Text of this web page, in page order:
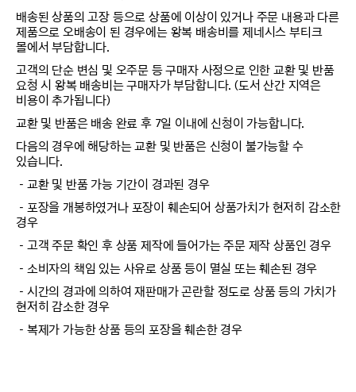
배송된 상품의 고장 등으로 상품에 이상이 있거나 주문 내용과 다른
제품으로 오배송이 된 경우에는 왕복 배송비를 제네시스 부티크
몰에서 부담합니다.
고객의 단순 변심 및 오주문 등 구매자 사정으로 인한 교환 및 반품
요청 시 왕복 배송비는 구매자가 부담합니다. (도서 산간 지역은
비용이 추가됩니다)
교환 및 반품은 배송 완료 후 7일 이내에 신청이 가능합니다.
다음의 경우에 해당하는 교환 및 반품은 신청이 불가능할 수
있습니다.
－교환 및 반품 가능 기간이 경과된 경우
－포장을 개봉하였거나 포장이 훼손되어 상품가치가 현저히 감소한
경우
－고객 주문 확인 후 상품 제작에 들어가는 주문 제작 상품인 경우
－소비자의 책임 있는 사유로 상품 등이 멸실 또는 훼손된 경우
－시간의 경과에 의하여 재판매가 곤란할 정도로 상품 등의 가치가
현저히 감소한 경우
－복제가 가능한 상품 등의 포장을 훼손한 경우